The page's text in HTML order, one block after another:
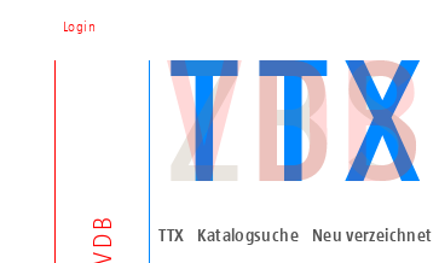
VDB TTX Katalogsuche Neu verzeichnet
Login